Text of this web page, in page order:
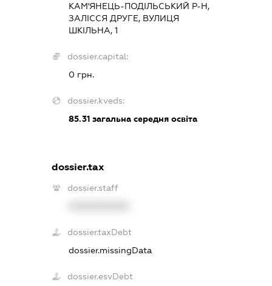
КАМ'ЯНЕЦЬ-ПОДІЛЬСЬКИЙ Р-Н,
ЗАЛІССЯ ДРУГЕ, ВУЛИЦЯ
ШКІЛЬНА, 1
dossier.capital:
0 грн.
dossier.kveds:
85.31загальна середня освіта
dossier.tax
dossier.staff
dossier.taxDebt
dossier.missingData
dossier.esvDebt